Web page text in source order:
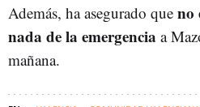
Además, ha asegurado que no
nada de la emergencia a
mañana.